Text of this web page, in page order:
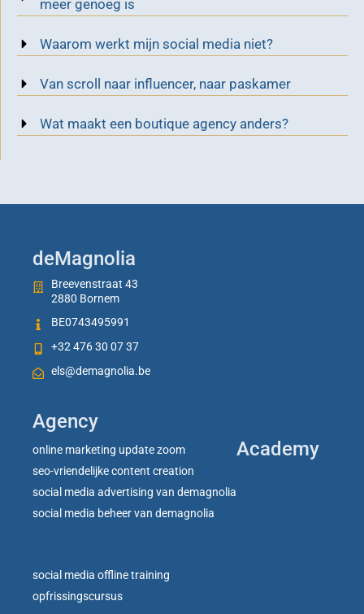
meer genoeg is
Waarom werkt mijn social media niet?
Van scroll naar influencer, naar paskamer
Wat maakt een boutique agency anders?
deMagnolia
Breevenstraat 43
2880 Bornem
BE0743495991
+32 476 30 07 37
els@demagnolia.be
Agency
online marketing update zoom
seo-vriendelijke content creation
social media advertising van demagnolia
social media beheer van demagnolia
Academy
social media offline training
opfrissingscursus